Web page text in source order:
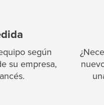
según
su empresa,